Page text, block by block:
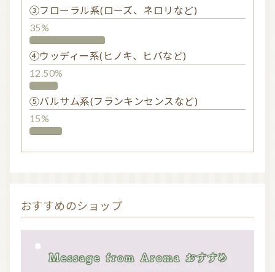
③フローラル系(ローズ、ネロリなど)
35%
④ウッディー系(ヒノキ、ヒバなど)
12.50%
⑤バルサム系(フランキンセンスなど)
15%
おすすめのショップ